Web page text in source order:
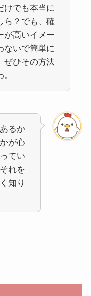
けでも本当に
ら？でも、確
が高いイメー
ないで簡単に
ぜひその方法
るか
が心
てい
れを
知り